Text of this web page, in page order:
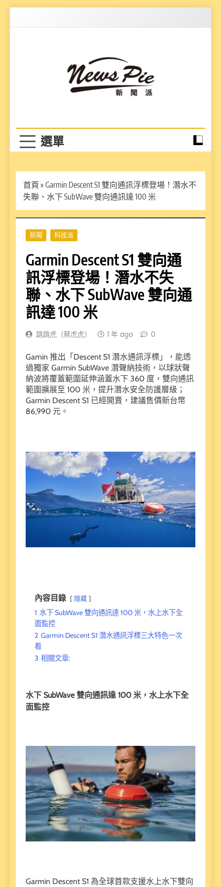
首頁 » Garmin Descent S1 雙向通訊浮標登場！潛水不
失聯、水下 SubWave 雙向通訊達 100 米
新聞 科技派
Garmin Descent S1 雙向通
訊浮標登場！潛水不失
聯、水下 SubWave 雙向通
訊達 100 米
跳跳虎（蔡虎虎） 1 年 ago 0
Gamin 推出「Descent S1 潛水通訊浮標」，能透
過獨家 Garmin SubWave 潛聲納技術，以球狀聲
納波將覆蓋範圍延伸涵蓋水下 360 度，雙向通訊
範圍擴展至 100 米，提升潛水安全防護層級；
Garmin Descent S1 已經開賣，建議售價新台幣
86,990 元。
內容目錄 隱藏
1 水下 SubWave 雙向通訊達 100 米，水上水下全
面監控
2 Garmin Descent S1 潛水通訊浮標三大特色一次
看
3 相關文章:
水下 SubWave 雙向通訊達 100 米，水上水下全
面監控
Garmin Descent S1 為全球首款支援水上水下雙向